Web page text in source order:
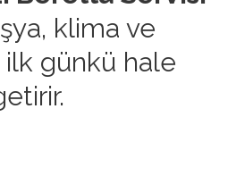
klima ve
günkü hale